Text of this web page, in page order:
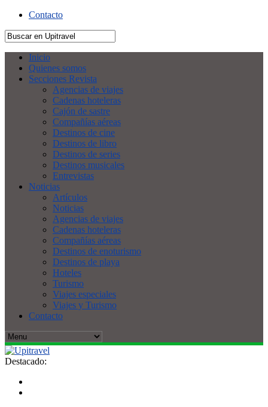
Contacto
Inicio
Quienes somos
Secciones Revista
Agencias de viajes
Cadenas hoteleras
Cajón de sastre
Compañías aéreas
Destinos de cine
Destinos de libro
Destinos de series
Destinos musicales
Entrevistas
Noticias
Artículos
Noticias
Agencias de viajes
Cadenas hoteleras
Compañías aéreas
Destinos de enoturismo
Destinos de playa
Hoteles
Turismo
Viajes especiales
Viajes y Turismo
Contacto
Destacado: